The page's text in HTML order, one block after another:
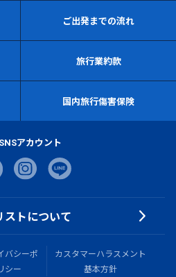
ご出発までの流れ
旅行業約款
国内旅行傷害保険
アカウント
ストについて
バシーポ
シー
カスタマーハラスメント
基本方針